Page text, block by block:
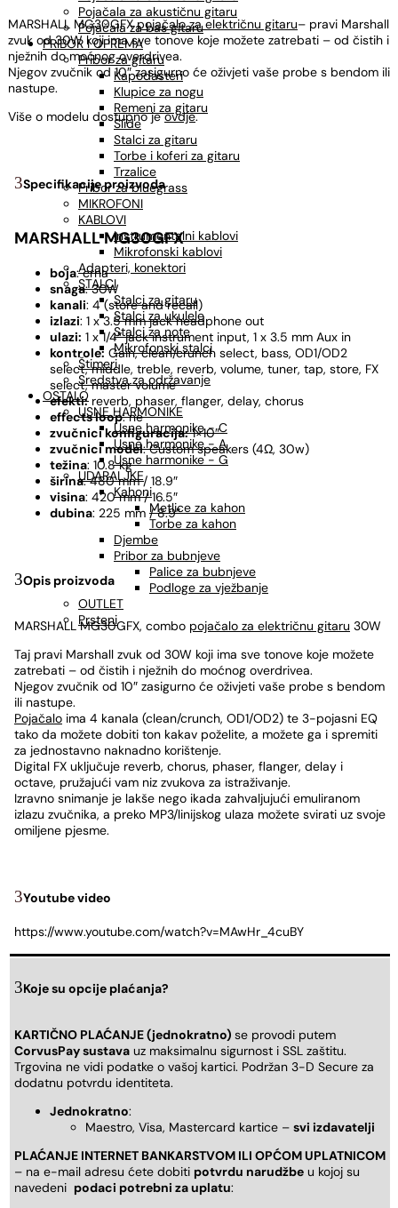
Pojačala za akustičnu gitaru
Pojačala za bas gitaru
PRIBOR I OPREMA
Pribor za gitaru
Kapodasteri
Klupice za nogu
Remeni za gitaru
Slide
Stalci za gitaru
Torbe i koferi za gitaru
Trzalice
Pribor za bluegrass
MIKROFONI
KABLOVI
Instrumentalni kablovi
Mikrofonski kablovi
Adapteri, konektori
STALCI
Stalci za gitaru
Stalci za ukulele
Stalci za note
Mikrofonski stalci
Štimeri
Sredstva za održavanje
OSTALO
USNE HARMONIKE
Usne harmonike - C
Usne harmonike - A
Usne harmonike - G
UDARALJKE
Kahoni
Metlice za kahon
Torbe za kahon
Djembe
Pribor za bubnjeve
Palice za bubnjeve
Podloge za vježbanje
OUTLET
Prsteni
MARSHALL MG30GFXpojačalo za električnu gitaru– pravi Marshall
zvuk od 30W koji ima sve tonove koje možete zatrebati – od čistih i
nježnih do moćnog overdrivea.
Njegov zvučnik od 10″ zasigurno će oživjeti vaše probe s bendom ili
nastupe.
Više o modelu dostupno jeovdje.
Specifikacije proizvoda
MARSHALL MG30GFX
boja: crna
snaga: 30W
kanali: 4 (store and recall)
izlazi: 1 x 3.5 mm jack headphone out
ulazi: 1 x 1/4″ jack instrument input, 1 x 3.5 mm Aux in
kontrole: Gain, clean/crunch select, bass, OD1/OD2
select, middle, treble, reverb, volume, tuner, tap, store, FX
select, master volume
efekti:reverb, phaser, flanger, delay, chorus
effects loop: ne
zvučnici konfiguracija:1×10″
zvučnici model: Custom speakers (4Ω, 30w)
težina: 10.8 kg
širina: 480 mm / 18.9″
visina: 420 mm / 16.5″
dubina: 225 mm / 8.9″
Opis proizvoda
MARSHALL MG30GFX, combo pojačalo za električnu gitaru 30W
Taj pravi Marshall zvuk od 30W koji ima sve tonove koje možete
zatrebati – od čistih i nježnih do moćnog overdrivea.
Njegov zvučnik od 10″ zasigurno će oživjeti vaše probe s bendom
ili nastupe.
Pojačalo ima 4 kanala (clean/crunch, OD1/OD2) te 3-pojasni EQ
tako da možete dobiti ton kakav poželite, a možete ga i spremiti
za jednostavno naknadno korištenje.
Digital FX uključuje reverb, chorus, phaser, flanger, delay i
octave, pružajući vam niz zvukova za istraživanje.
Izravno snimanje je lakše nego ikada zahvaljujući emuliranom
izlazu zvučnika, a preko MP3/linijskog ulaza možete svirati uz svoje
omiljene pjesme.
Youtube video
https://www.youtube.com/watch?v=MAwHr_4cuBY
Koje su opcije plaćanja?
KARTIČNO PLAĆANJE (jednokratno) se provodi putem
CorvusPay sustava uz maksimalnu sigurnost i SSL zaštitu.
Trgovina ne vidi podatke o vašoj kartici. Podržan 3-D Secure za
dodatnu potvrdu identiteta.
Jednokratno:
Maestro, Visa, Mastercard kartice – svi izdavatelji
PLAĆANJE INTERNET BANKARSTVOM ILI OPĆOM UPLATNICOM
– na e-mail adresu ćete dobiti potvrdu narudžbe u kojoj su
navedeni podaci potrebni za uplatu: